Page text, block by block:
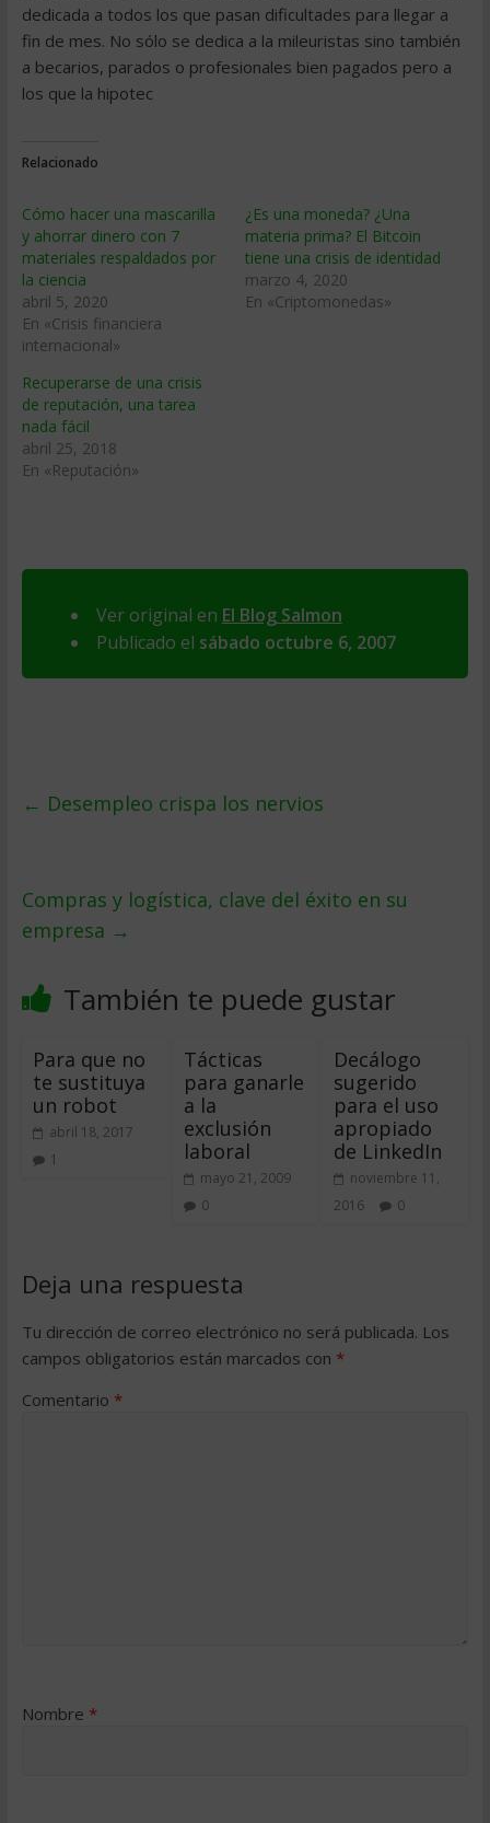
dedicada a todos los que pasan dificultades para llegar a
fin de mes. No sólo se dedica a la mileuristas sino también
a becarios, parados o profesionales bien pagados pero a
los que la hipotec
Relacionado
Cómo hacer una mascarilla
y ahorrar dinero con 7
materiales respaldados por
la ciencia
abril 5, 2020
En «Crisis financiera
internacional»
¿Es una moneda? ¿Una
materia prima? El Bitcoin
tiene una crisis de identidad
marzo 4, 2020
En «Criptomonedas»
Recuperarse de una crisis
de reputación, una tarea
nada fácil
abril 25, 2018
En «Reputación»
Ver original en El Blog Salmon
Publicado el sábado octubre 6, 2007
← Desempleo crispa los nervios
Compras y logí­stica, clave del éxito en su
empresa →
También te puede gustar
Para que no
te sustituya
un robot
abril 18, 2017
1
Tácticas
para ganarle
a la
exclusión
laboral
mayo 21, 2009
0
Decálogo
sugerido
para el uso
apropiado
de LinkedIn
noviembre 11,
2016
0
Deja una respuesta
Tu dirección de correo electrónico no será publicada. Los
campos obligatorios están marcados con *
Comentario *
Nombre *